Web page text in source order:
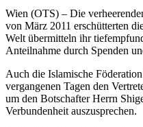
Wien (OTS) – Die
von März 2011 erschütterten
Welt übermitteln ihr
Anteilnahme durch Spenden
Auch die Islamische
vergangenen Tagen den
um den Botschafter Herrn
Verbundenheit auszusprechen.